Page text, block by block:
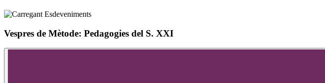
Vespres de Mètode: Pedagogies del S. XXI